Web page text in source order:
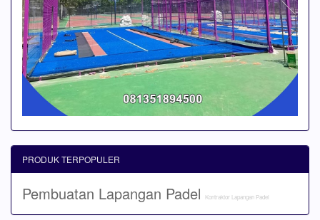
PRODUK TERPOPULER
Pembuatan Lapangan Padel Kontraktor Lapangan Padel